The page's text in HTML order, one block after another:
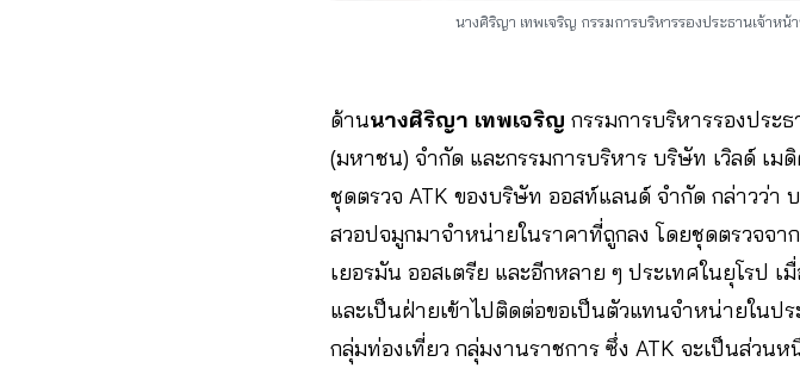
นางศิริญา เทพเจริญ กรรมการบริหารรองประธานเจ้า
ด้านนางศิริญา เทพเจริญ กรรมการบริหารรองปร
(มหาชน) จำกัด และกรรมการบริหาร บริษัท เวิลด์ เ
ชุดตรวจ ATK ของบริษัท ออสท์แลนด์ จำกัด กล่าวว่า
สวอปจมูกมาจำหน่ายในราคาที่ถูกลง โดยชุดตรวจจ
เยอรมัน ออสเตรีย และอีกหลาย ๆ ประเทศในยุโรป
และเป็นฝ่ายเข้าไปติดต่อขอเป็นตัวแทนจำหน่ายในป
กลุ่มท่องเที่ยว กลุ่มงานราชการ ซึ่ง ATK จะเป็นส่วน